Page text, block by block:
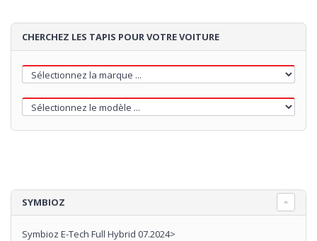
CHERCHEZ LES TAPIS POUR VOTRE VOITURE
SYMBIOZ
Symbioz E-Tech Full Hybrid 07.2024>